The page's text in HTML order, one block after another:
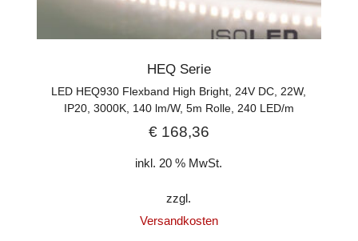
HEQ Serie
LED HEQ930 Flexband High Bright, 24V DC, 22W,
IP20, 3000K, 140 lm/W, 5m Rolle, 240 LED/m
€168,36
inkl. 20 % MwSt.
zzgl.
Versandkosten